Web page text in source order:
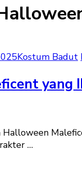
Kostum Badut
yang
Halloween
…